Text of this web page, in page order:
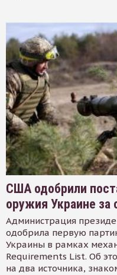
США одобрили
оружия Украине за
Администрация
одобрила первую
Украины в рамках
Requirements List. Об
на два источника,